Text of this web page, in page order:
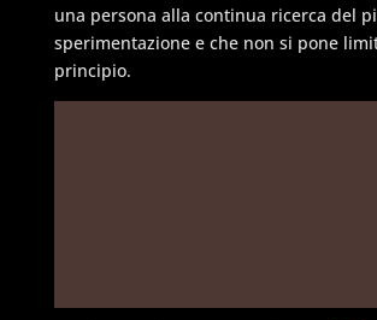
una persona alla continua ricerca del
sperimentazione e che non si pone
principio.